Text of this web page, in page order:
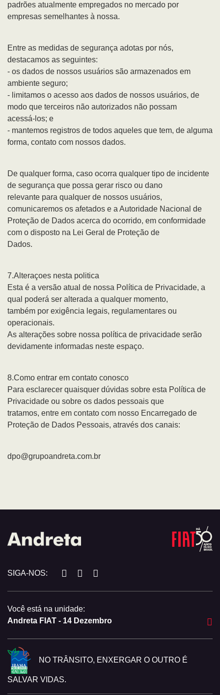
padrões atualmente empregados no mercado por
empresas semelhantes à nossa.
Entre as medidas de segurança adotas por nós,
destacamos as seguintes:
- os dados de nossos usuários são armazenados em
ambiente seguro;
- limitamos o acesso aos dados de nossos usuários, de
modo que terceiros não autorizados não possam
acessá-los; e
- mantemos registros de todos aqueles que tem, de alguma
forma, contato com nossos dados.
De qualquer forma, caso ocorra qualquer tipo de incidente
de segurança que possa gerar risco ou dano
relevante para qualquer de nossos usuários,
comunicaremos os afetados e a Autoridade Nacional de
Proteção de Dados acerca do ocorrido, em conformidade
com o disposto na Lei Geral de Proteção de
Dados.
7.Alteraçoes nesta politica
Esta é a versão atual de nossa Política de Privacidade, a
qual poderá ser alterada a qualquer momento,
também por exigência legais, regulamentares ou
operacionais.
As alterações sobre nossa política de privacidade serão
devidamente informadas neste espaço.
8.Como entrar em contato conosco
Para esclarecer quaisquer dúvidas sobre esta Política de
Privacidade ou sobre os dados pessoais que
tratamos, entre em contato com nosso Encarregado de
Proteção de Dados Pessoais, através dos canais:
dpo@grupoandreta.com.br
SIGA-NOS:
Você está na unidade:
Andreta FIAT - 14 Dezembro
NO TRÂNSITO, ENXERGAR O OUTRO É
SALVAR VIDAS.